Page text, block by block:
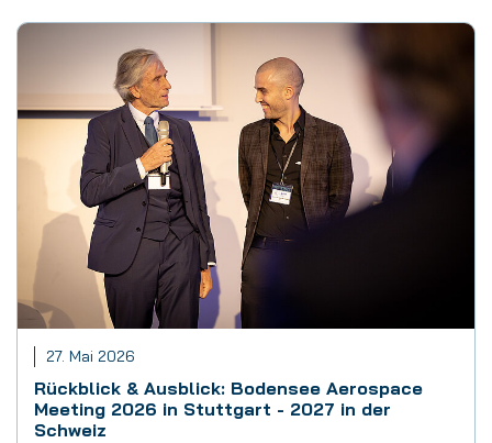
27. Mai 2026
Rückblick & Ausblick: Bodensee Aerospace
Meeting 2026 in Stuttgart - 2027 in der
Schweiz